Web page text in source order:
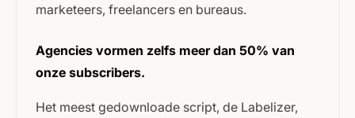
marketeers, freelancers en bureaus.
Agencies vormen zelfs meer dan 50% van
onze subscribers.
Het meest gedownloade script, de Labelizer,